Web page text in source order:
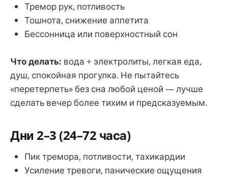
Тремор рук, потливость
Тошнота, снижение аппетита
Бессонница или поверхностный сон
Что делать: вода + электролиты, легкая еда,
душ, спокойная прогулка. Не пытайтесь
«перетерпеть» без сна любой ценой — лучше
сделать вечер более тихим и предсказуемым.
Дни 2–3 (24–72 часа)
Пик тремора, потливости, тахикардии
Усиление тревоги, панические ощущения